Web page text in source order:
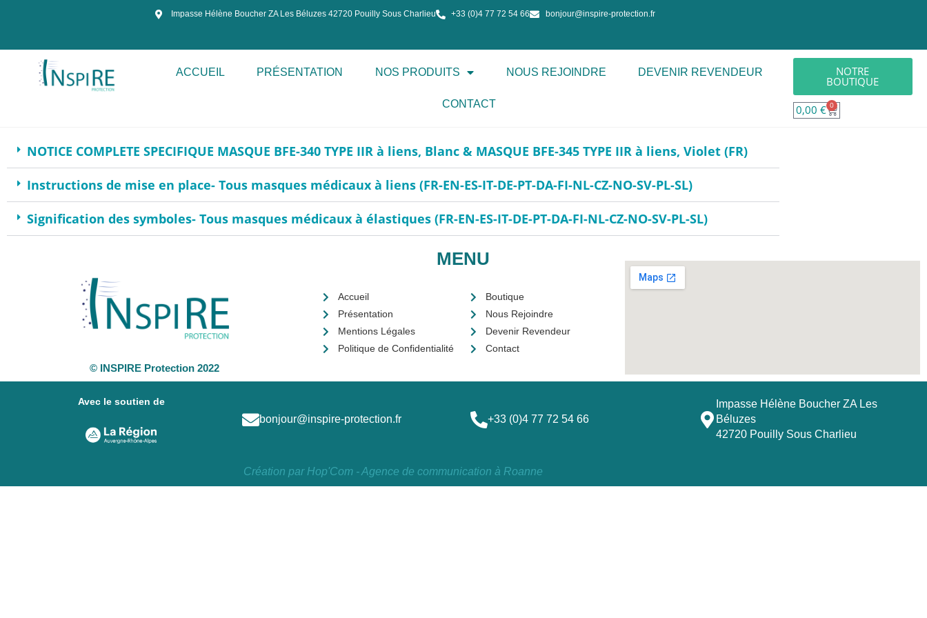
Impasse Hélène Boucher ZA Les Béluzes 42720 Pouilly Sous Charlieu +33 (0)4 77 72 54 66 bonjour@inspire-protection.fr
ACCUEIL PRÉSENTATION NOS PRODUITS NOUS REJOINDRE DEVENIR REVENDEUR
CONTACT
NOTRE
BOUTIQUE
0,00 € 0
NOTICE COMPLETE SPECIFIQUE MASQUE BFE-340 TYPE IIR à liens, Blanc & MASQUE BFE-345 TYPE IIR à liens, Violet (FR)
Instructions de mise en place- Tous masques médicaux à liens (FR-EN-ES-IT-DE-PT-DA-FI-NL-CZ-NO-SV-PL-SL)
Signification des symboles- Tous masques médicaux à élastiques (FR-EN-ES-IT-DE-PT-DA-FI-NL-CZ-NO-SV-PL-SL)
© INSPIRE Protection 2022
MENU
Accueil
Présentation
Mentions Légales
Politique de Confidentialité
Boutique
Nous Rejoindre
Devenir Revendeur
Contact
Avec le soutien de
bonjour@inspire-protection.fr +33 (0)4 77 72 54 66
Impasse Hélène Boucher ZA Les
Béluzes
42720 Pouilly Sous Charlieu
Création par Hop'Com - Agence de communication à Roanne